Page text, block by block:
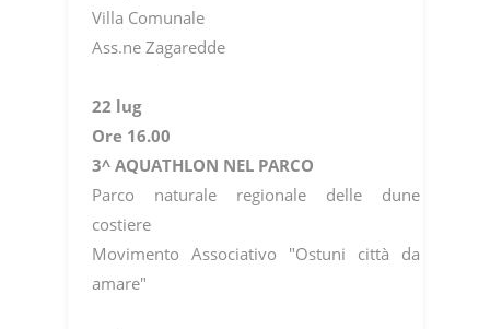
Villa Comunale
Ass.ne Zagaredde
22 lug
Ore 16.00
3^ AQUATHLON NEL PARCO
Parco naturale regionale delle dune
costiere
Movimento Associativo "Ostuni città da
amare"